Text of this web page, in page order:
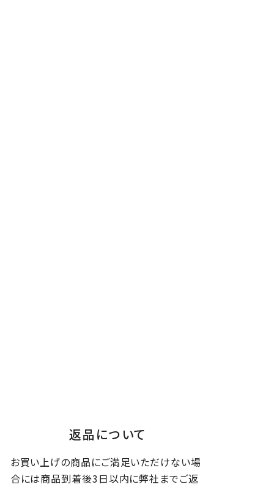
返品について
お買い上げの商品にご満足いただけない場
合には商品到着後3日以内に弊社までご返